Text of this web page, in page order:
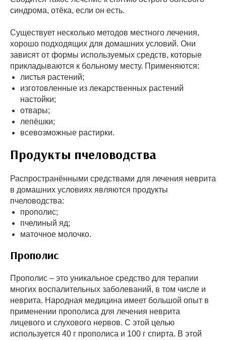
синдрома, отёка, если он есть.
Существует несколько методов местного лечения,
хорошо подходящих для домашних условий. Они
зависят от формы используемых средств, которые
прикладываются к больному месту. Применяются:
листья растений;
изготовленные из лекарственных растений
настойки;
отвары;
лепёшки;
всевозможные растирки.
Продукты пчеловодства
Распространёнными средствами для лечения неврита
в домашних условиях являются продукты
пчеловодства:
прополис;
пчелиный яд;
маточное молочко.
Прополис
Прополис – это уникальное средство для терапии
многих воспалительных заболеваний, в том числе и
неврита. Народная медицина имеет большой опыт в
применении прополиса для лечения неврита
лицевого и слухового нервов. С этой целью
используется 40 г прополиса и 100 г спирта. В этой